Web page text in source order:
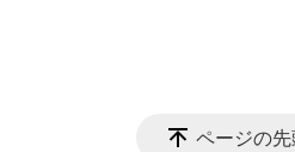
ページの